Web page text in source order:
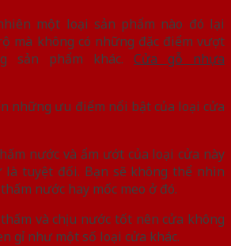
một loại sản phẩm nào đó lại
mà không có những đặc điểm vượt
sản phẩm khác. Cửa gỗ nhựa
những ưu điểm nổi bật của loại cửa
nước và ẩm ướt của loại cửa này
là tuyệt đối. Bạn sẽ không thể nhìn
nước hay mốc meo ở đó.
và chịu nước tốt nên cửa không
gỉ như một số loại cửa khác.